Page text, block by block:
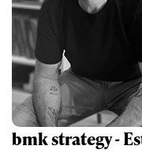
bmk strategy -